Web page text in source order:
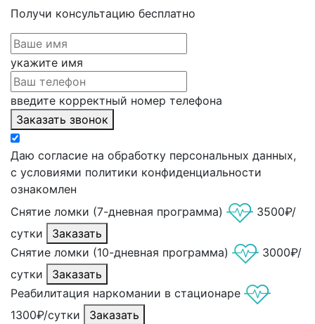
Получи консультацию бесплатно
укажите имя
введите корректный номер телефона
Заказать звонок
Даю согласие на обработку персональных данных,
с условиями политики конфиденциальности
ознакомлен
Снятие ломки (7-дневная программа)
3500₽/
сутки
Заказать
Снятие ломки (10-дневная программа)
3000₽/
сутки
Заказать
Реабилитация наркомании в стационаре
1300₽/сутки
Заказать